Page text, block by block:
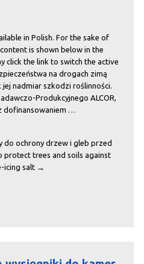
in Polish. For the sake of
is shown below in the
click the link to switch the active
na drogach zimą
jej nadmiar szkodzi roślinności.
Produkcyjnego ALCOR,
dofinansowaniem …
do ochrony drzew i gleb przed
trees and soils against
icing salt →